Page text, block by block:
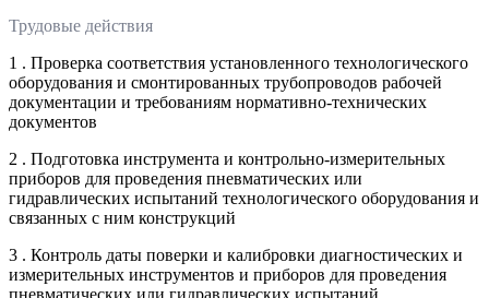
Трудовые действия
1 . Проверка соответствия установленного технологического
оборудования и смонтированных трубопроводов рабочей
документации и требованиям нормативно-технических
документов
2 . Подготовка инструмента и контрольно-измерительных
приборов для проведения пневматических или
гидравлических испытаний технологического оборудования и
связанных с ним конструкций
3 . Контроль даты поверки и калибровки диагностических и
измерительных инструментов и приборов для проведения
пневматических или гидравлических испытаний